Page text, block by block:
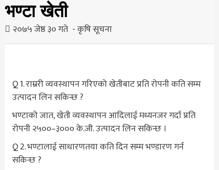
भण्टा खेती
२०७५ जेष्ठ ३० गते कृषि सूचना
Q 1. राम्ररी व्यवस्थापन गरिएको खेतीबाट प्रति रोपनी कति सम्म
उत्पादन लिन सकिन्छ ?
भण्टाको जात, खेती व्यवस्थापन आदिलाई मध्यनजर गर्दा प्रति
रोपनी २५००–३००० के.जी. उत्पादन लिन सकिन्छ ।
Q 2. भण्टालाई साधारणतया कति दिन सम्म भण्डारण गर्न
सकिन्छ ?